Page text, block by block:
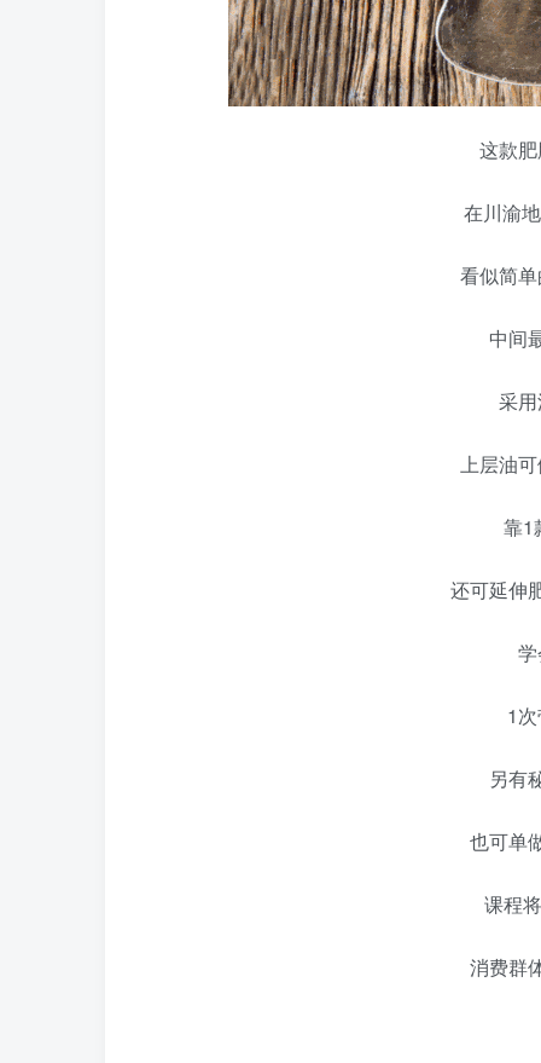
这款
在川渝
看似简
中间
采
上层油
靠1
还可延伸
1
另有
也可单
课程将
消费群